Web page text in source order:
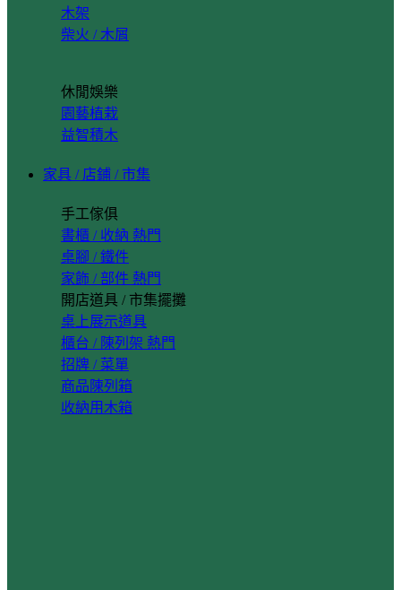
木架
柴火 / 木屑
休閒娛樂
園藝植栽
益智積木
家具 / 店鋪 / 市集
手工傢俱
書櫃 / 收納
桌腳 / 鐵件
家飾 / 部件
開店道具 / 市集擺攤
桌上展示道具
櫃台 / 陳列架
招牌 / 菜單
商品陳列箱
收納用木箱